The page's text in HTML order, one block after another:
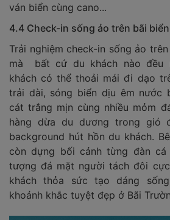
ván biển cùng cano...
4.4 Check-in sống ảo trên bãi biển
Trải nghiệm check-in sống ảo
mà bất cứ du khách nào đều
khách có thể thoải mái đi dạo
trải dài, sóng biển dịu êm nước
cát trắng mịn cùng nhiều mỏm
hàng dừa du dương trong gió
background hút hồn du khách.
còn dựng bối cảnh từng đàn
tượng đá mặt người tách đôi
khách thỏa sức tạo dáng
khoảnh khắc tuyệt đẹp ở Bãi